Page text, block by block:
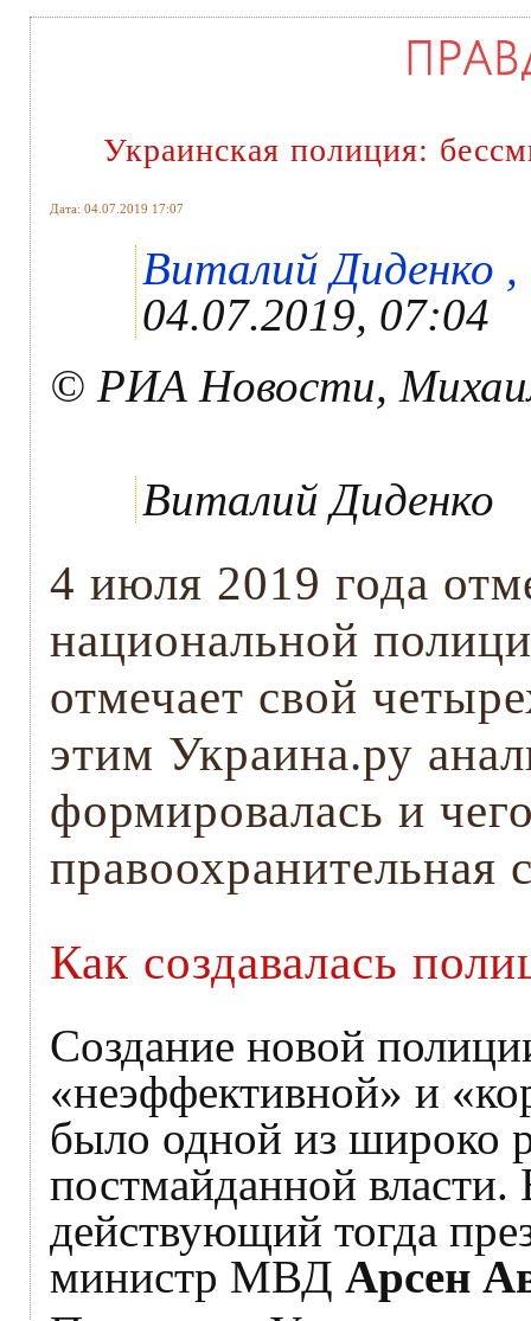
Украинская полиция:
Дата: 04.07.2019 17:07
Виталий Диденко
04.07.2019, 07:04
© РИА Новости,
Виталий Диденко
4 июля 2019 года
национальной
отмечает свой
этим Украина.ру
формировалась и
правоохранительная
Как создавалась
Создание новой
«неэффективной» и
было одной из широко
постмайданной
действующий тогда
министр МВД Арсен